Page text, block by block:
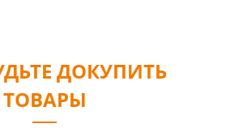
ДОКУПИТЬ
ТОВАРЫ